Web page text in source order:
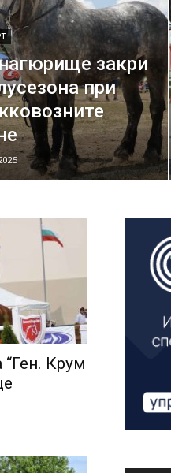
закри
при
Крум